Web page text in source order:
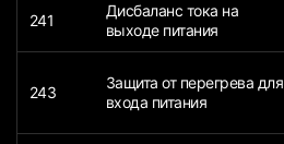
241
Дисбаланс тока на
выходе питания
243
Защита от перегрева для
входа питания